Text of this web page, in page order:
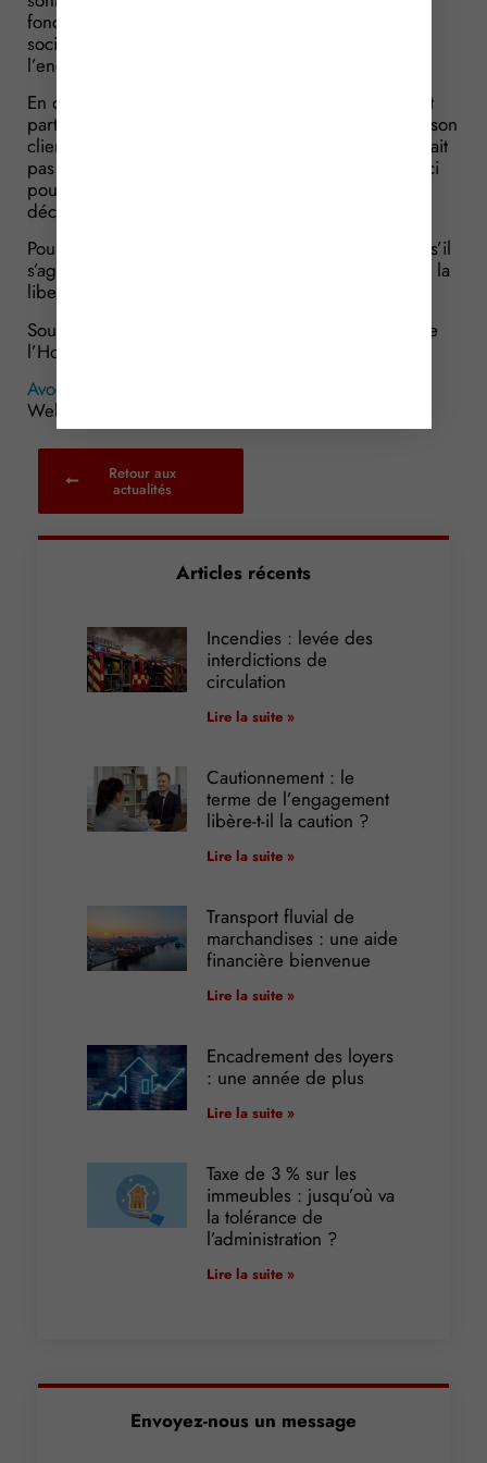
fonctionnement de la justice pénale et des rapports
sociaux en France qu’une attaque injurieuse à
l’encontre du jury qui a acquitté le gendarme.
En outre, la CEDH relève que les propos de l’avocat
participent à sa mission de défense des intérêts de son
client. Ce dernier, en tant que partie civile, ne pouvait
pas faire appel de la décision. Les propos avaient ici
pour but d’amener le Procureur à faire appel de la
décision.
Pour la CEDH, la sanction infligée à l’avocat, même s’il
s’agit de la plus faible des sanctions possibles, viole la
liberté d’expression de l’avocat.
Source : Arrêt de la Cour Européenne des Droits de
l’Homme, du 19 avril 2018, n° 41841/12
Avocats : critiquer la justice, interdit ?
WebLex – 2018
Retour aux
actualités
Articles récents
Incendies : levée des
interdictions de
circulation
Lire la suite »
Cautionnement : le
terme de l’engagement
libère-t-il la caution ?
Lire la suite »
Transport fluvial de
marchandises : une aide
financière bienvenue
Lire la suite »
Encadrement des loyers
: une année de plus
Lire la suite »
Taxe de 3 % sur les
immeubles : jusqu’où va
la tolérance de
l’administration ?
Lire la suite »
Envoyez-nous un message